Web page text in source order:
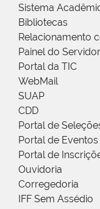
Sistema
Bibliotecas
Relacionamento
Painel do Servidor
Portal da TIC
WebMail
SUAP
CDD
Portal de
Portal de Eventos
Portal de
Ouvidoria
Corregedoria
IFF Sem Assédio